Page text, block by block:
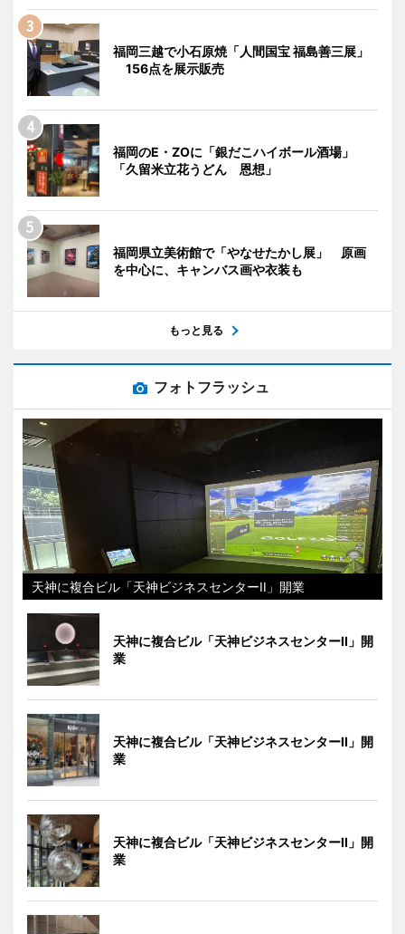
福岡三越で小石原焼「人間国宝 福島善三展」
156点を展示販売
福岡のE・ZOに「銀だこハイボール酒場」
「久留米立花うどん 恩想」
福岡県立美術館で「やなせたかし展」 原画
を中心に、キャンバス画や衣装も
もっと見る
フォトフラッシュ
天神に複合ビル「天神ビジネスセンターII」開業
天神に複合ビル「天神ビジネスセンターII」開
業
天神に複合ビル「天神ビジネスセンターII」開
業
天神に複合ビル「天神ビジネスセンターII」開
業